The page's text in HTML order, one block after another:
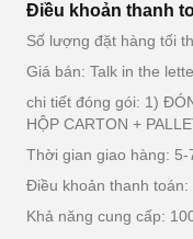
Điều khoản thanh
Số lượng đặt hàng tối
Giá bán: Talk in the
chi tiết đóng gói: 1)
HỘP CARTON +
Thời gian giao hàng:
Điều khoản thanh toán:
Khả năng cung cấp: